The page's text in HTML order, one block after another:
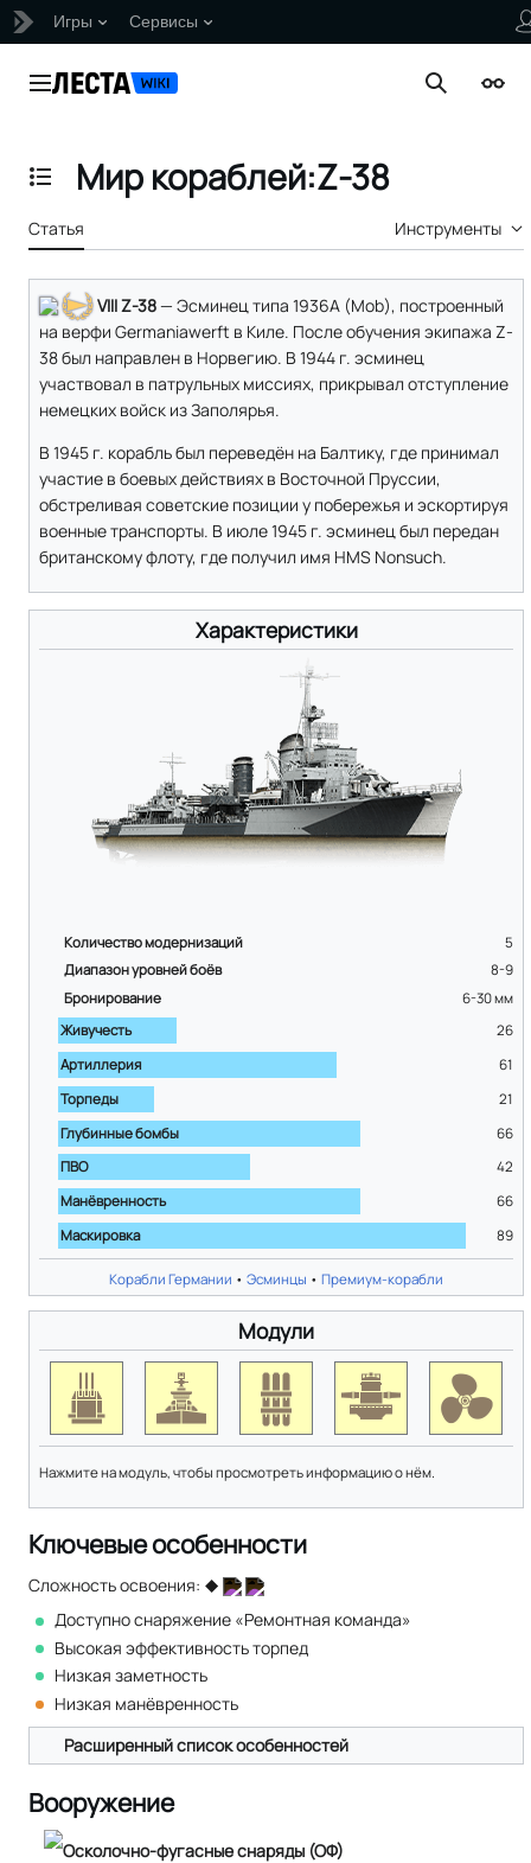
Игры Сервисы
Главное меню Поиск
Отобразить/Скрыть содержание
Мир кораблей:Z-38
Статья Инструменты
VIII Z-38— Эсминец типа 1936А (Mob), построенный
на верфи Germaniawerft в Киле. После обучения экипажа Z-
38 был направлен в Норвегию. В 1944 г. эсминец
участвовал в патрульных миссиях, прикрывал отступление
немецких войск из Заполярья.
В 1945 г. корабль был переведён на Балтику, где принимал
участие в боевых действиях в Восточной Пруссии,
обстреливая советские позиции у побережья и эскортируя
военные транспорты. В июле 1945 г. эсминец был передан
британскому флоту, где получил имя HMS Nonsuch.
Характеристики
Количество модернизаций
5
Диапазон уровней боёв
8-9
Бронирование
6-30мм
Живучесть
26
Артиллерия
61
Торпеды
21
Глубинные бомбы
66
ПВО
42
Манёвренность
66
Маскировка
89
Корабли Германии • Эсминцы • Премиум-корабли
Модули
Нажмите на модуль, чтобы просмотреть информацию о нём.
Ключевые особенности
Сложность освоения:
Доступно снаряжение «Ремонтная команда»
Высокая эффективность торпед
Низкая заметность
Низкая манёвренность
Расширенный список особенностей
Вооружение
Осколочно-фугасные снаряды (ОФ)